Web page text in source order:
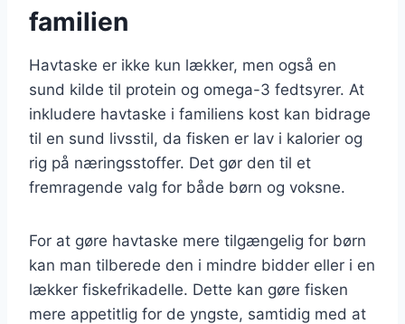
familien
Havtaske er ikke kun lækker, men også en
sund kilde til protein og omega-3 fedtsyrer. At
inkludere havtaske i familiens kost kan bidrage
til en sund livsstil, da fisken er lav i kalorier og
rig på næringsstoffer. Det gør den til et
fremragende valg for både børn og voksne.
For at gøre havtaske mere tilgængelig for børn
kan man tilberede den i mindre bidder eller i en
lækker fiskefrikadelle. Dette kan gøre fisken
mere appetitlig for de yngste, samtidig med at